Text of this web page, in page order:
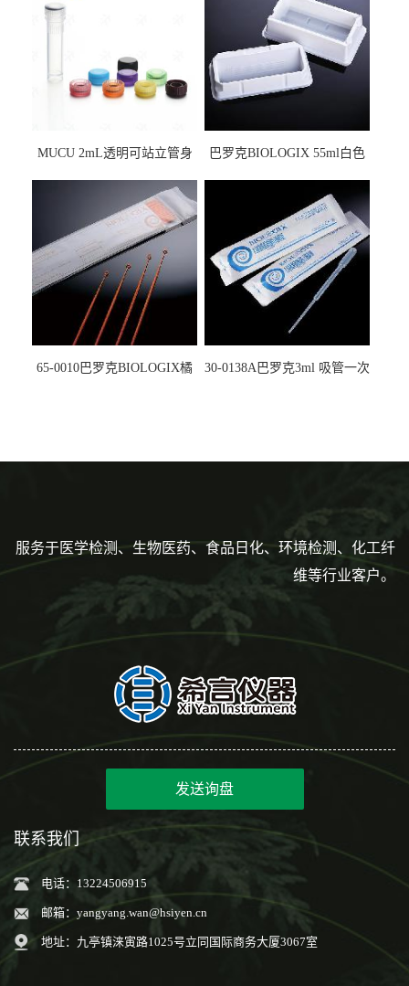
MUCU 2mL透明可站立管身
巴罗克BIOLOGIX 55ml白色
马射线灭菌25-0051
65-0010巴罗克BIOLOGIX橘
30-0138A巴罗克3ml 吸管一次
服务于医学检测、生物医药、食品日化、环境检测、化工纤
维等行业客户。
发送询盘
联系我们
电话：13224506915
邮箱： yangyang.wan@hsiyen.cn
地址：九亭镇涞寅路1025号立同国际商务大厦3067室